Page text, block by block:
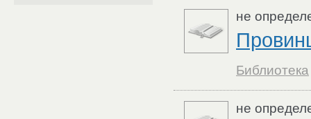
не
Библиотека
не